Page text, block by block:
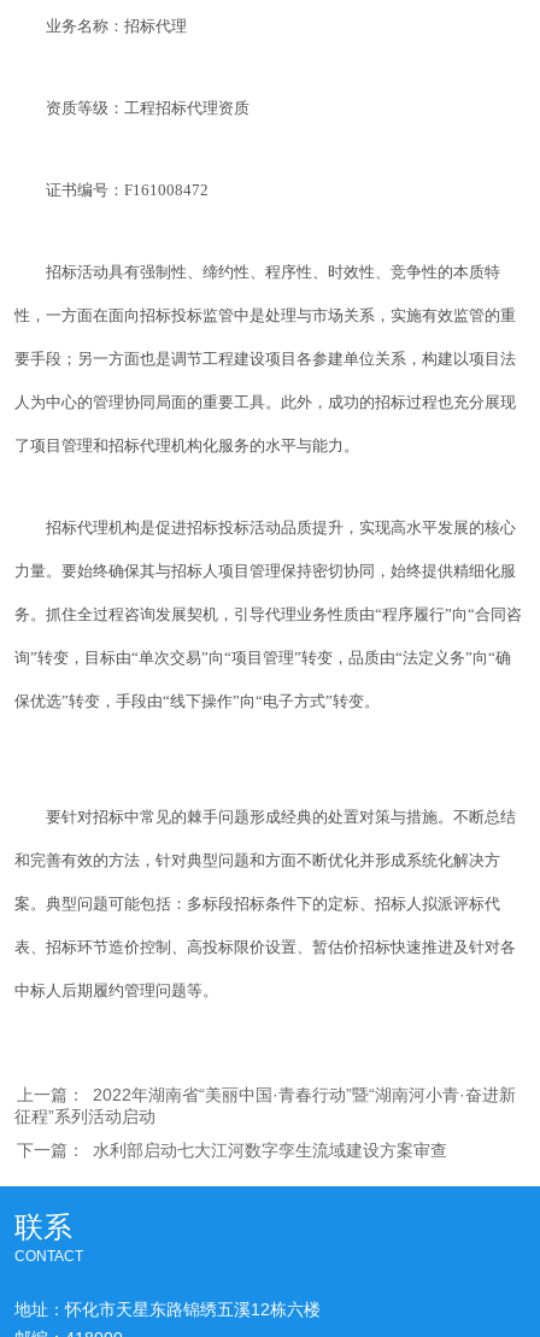
业务名称：招标代理
资质等级：工程招标代理资质
证书编号：F161008472
招标活动具有强制性、缔约性、程序性、时效性、竞争性的本质特
性，一方面在面向招标投标监管中是处理与市场关系，实施有效监管的重
要手段；另一方面也是调节工程建设项目各参建单位关系，构建以项目法
人为中心的管理协同局面的重要工具。此外，成功的招标过程也充分展现
了项目管理和招标代理机构化服务的水平与能力。
招标代理机构是促进招标投标活动品质提升，实现高水平发展的核心
力量。要始终确保其与招标人项目管理保持密切协同，始终提供精细化服
务。抓住全过程咨询发展契机，引导代理业务性质由“程序履行”向“合同咨
询”转变，目标由“单次交易”向“项目管理”转变，品质由“法定义务”向“确
保优选”转变，手段由“线下操作”向“电子方式”转变。
要针对招标中常见的棘手问题形成经典的处置对策与措施。不断总结
和完善有效的方法，针对典型问题和方面不断优化并形成系统化解决方
案。典型问题可能包括：多标段招标条件下的定标、招标人拟派评标代
表、招标环节造价控制、高投标限价设置、暂估价招标快速推进及针对各
中标人后期履约管理问题等。
上一篇：
2022年湖南省“美丽中国·青春行动”暨“湖南河小青·奋进新
征程”系列活动启动
下一篇：
水利部启动七大江河数字孪生流域建设方案审查
联系
CONTACT
地址：怀化市天星东路锦绣五溪12栋六楼